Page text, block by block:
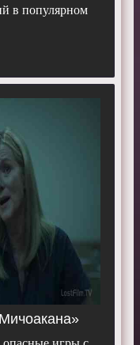
в популярном